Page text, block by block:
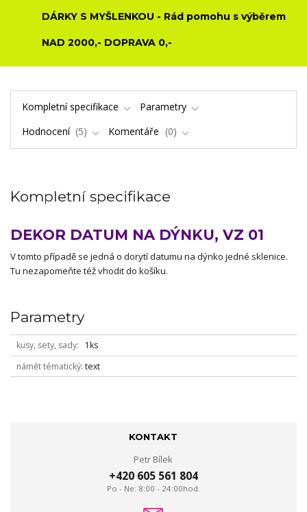
DÁRKY S MYŠLENKOU - Rád pomohu s výběrem
NAD 2000,- DOPRAVA 0,-
Kompletní specifikace
Parametry
Hodnocení
5 Komentáře 0
Kompletní specifikace
DEKOR DATUM NA DÝNKU, VZ 01
V tomto případě se jedná o dorytí datumu na dýnko jedné sklenice.
Tu nezapomeňte též vhodit do košíku.
Parametry
kusy, sety, sady
1ks
námět tématický text
KONTAKT
Petr Bílek
+420 605 561 804
Po - Ne: 8:00 - 24:00hod.